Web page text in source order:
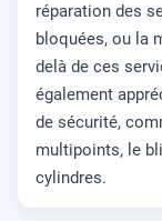
réparation des
bloquées, ou la
delà de ces
également
de sécurité,
multipoints, le
cylindres.